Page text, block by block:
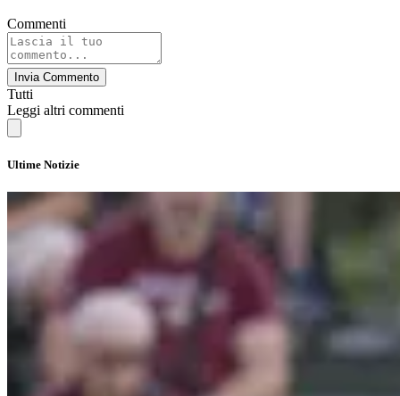
Commenti
Invia Commento
Tutti
Leggi altri commenti
Ultime Notizie